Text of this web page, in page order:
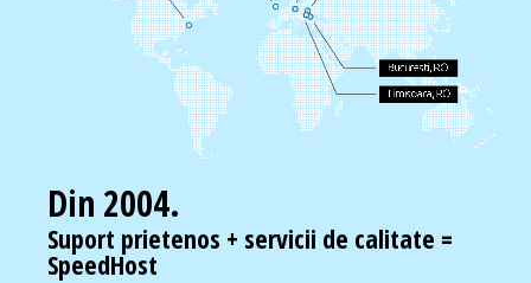
Din 2004.
Suport prietenos + servicii de calitate =
SpeedHost